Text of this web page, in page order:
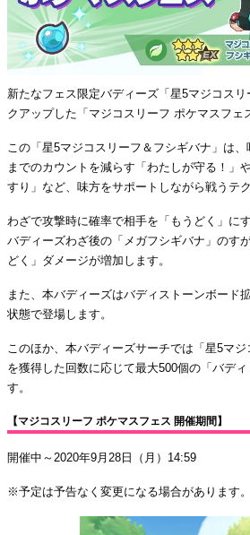
新たなフェス限定バディーズ「星5マジコス
クアップした「マジコスリーフ ポケマスフェ
この「星5マジコスリーフ＆フシギバナ」は
までのカウントを減らす「わたしが守る！」
すり」など、味方をサポートしながら戦うテ
わざで攻撃時に確率で相手を「もうどく」に
バディーズわざ後の「メガフシギバナ」のす
どく」ダメージが増加します。
また、本バディーズはバディストーンボード
状態で登場します。
このほか、本バディーズサーチでは「星5マジ
を獲得した回数に応じて最大500個の「バデ
す。
【マジコスリーフ ポケマスフェス 開催期間】
開催中～2020年9月28日（月）14:59
※予定は予告なく変更になる場合があります。